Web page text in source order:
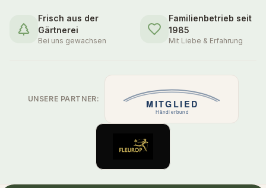
Frisch aus der
Gärtnerei
Bei uns gewachsen
Familienbetrieb seit
1985
Mit Liebe & Erfahrung
UNSERE PARTNER: